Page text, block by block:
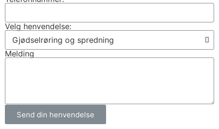
Velg henvendelse:
Melding
Send din henvendelse